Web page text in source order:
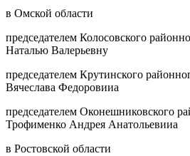
в Омской области
председателем Колосовского
Наталью Валерьевну
председателем Крутинского
Вячеслава Федоровииа
председателем Оконешниковского
Трофименко Андрея Анатольевииа
в Ростовской области